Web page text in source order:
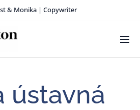
& Monika | Copywriter
ústavná